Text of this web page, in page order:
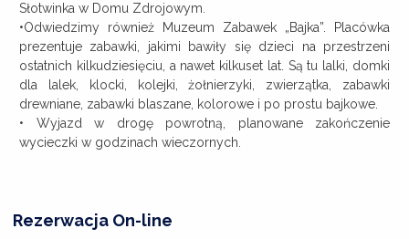
Słotwinka w Domu Zdrojowym.
•Odwiedzimy również Muzeum Zabawek „Bajka”. Placówka
prezentuje zabawki, jakimi bawiły się dzieci na przestrzeni
ostatnich kilkudziesięciu, a nawet kilkuset lat. Są tu lalki, domki
dla lalek, klocki, kolejki, żołnierzyki, zwierzątka, zabawki
drewniane, zabawki blaszane, kolorowe i po prostu bajkowe.
• Wyjazd w drogę powrotną, planowane zakończenie
wycieczki w godzinach wieczornych.
Rezerwacja On-line